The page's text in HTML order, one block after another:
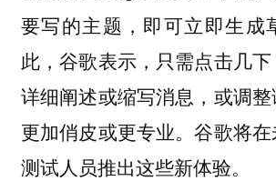
要写的主题，即可立即生成
此，谷歌表示，只需点击几
详细阐述或缩写消息，或调
更加俏皮或更专业。谷歌将
测试人员推出这些新体验。